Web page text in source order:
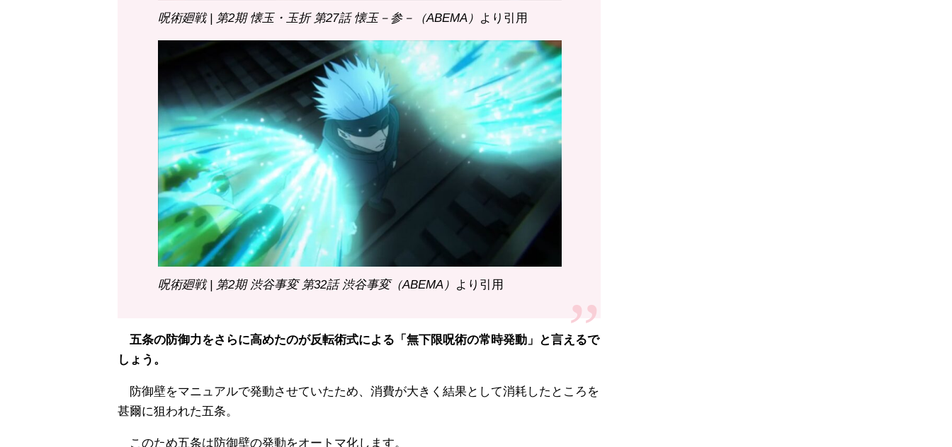
呪術廻戦 | 第2期 懐玉・玉折 第27話 懐玉－参－（ABEMA） より引用
呪術廻戦 | 第2期 渋谷事変 第32話 渋谷事変（ABEMA） より引用
五条の防御力をさらに高めたのが反転術式による「無下限呪術の常時発動」と言えるで
しょう。
防御壁をマニュアルで発動させていたため、消費が大きく結果として消耗したところを
甚爾に狙われた五条。
このため五条は防御壁の発動をオートマ化します。